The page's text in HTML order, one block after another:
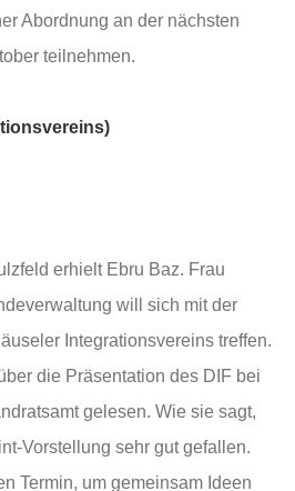
Abordnung an der nächsten
teilnehmen.
erhielt Ebru Baz. Frau
will sich mit der
Integrationsvereins treffen.
die Präsentation des DIF bei
gelesen. Wie sie sagt,
Vorstellung sehr gut gefallen.
Termin, um gemeinsam Ideen